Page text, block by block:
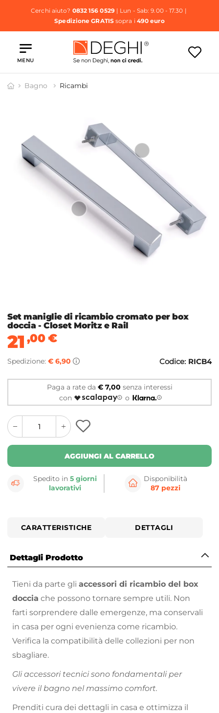
Cerchi aiuto? 0832 156 0529| Lun - Sab: 9.00 - 17.30 |
Spedizione GRATISsopra i 490 euro
MENU
Bagno Ricambi
Set maniglie di ricambio cromato per box
doccia - Closet Moritz e Rail
21,00€
Spedizione: € 6,90 Codice: RICB4
Paga a rate da € 7,00 senza interessi
con
o
quantity
button
quantity
minus
button
AGGIUNGI AL CARRELLO
Spedito in5 giorni
lavorativi
Disponibilità
87 pezzi
CARATTERISTICHE DETTAGLI
Dettagli Prodotto
Tieni da parte gli accessori di ricambio del box
doccia che possono tornare sempre utili. Non
farti sorprendere dalle emergenze, ma conservali
in casa per ogni evenienza come ricambio.
Verifica la compatibilità delle collezioni per non
sbagliare.
Gli accessori tecnici sono fondamentali per
vivere il bagno nel massimo comfort.
Prenditi cura dei dettagli in casa e ottimizza il